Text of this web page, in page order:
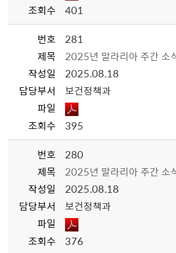
조회수
401
번호
281
제목
2025년 말라리아 주간
작성일
2025.08.18
담당부서
보건정책과
파일
조회수
395
번호
280
제목
2025년 말라리아 주간
작성일
2025.08.18
담당부서
보건정책과
파일
조회수
376